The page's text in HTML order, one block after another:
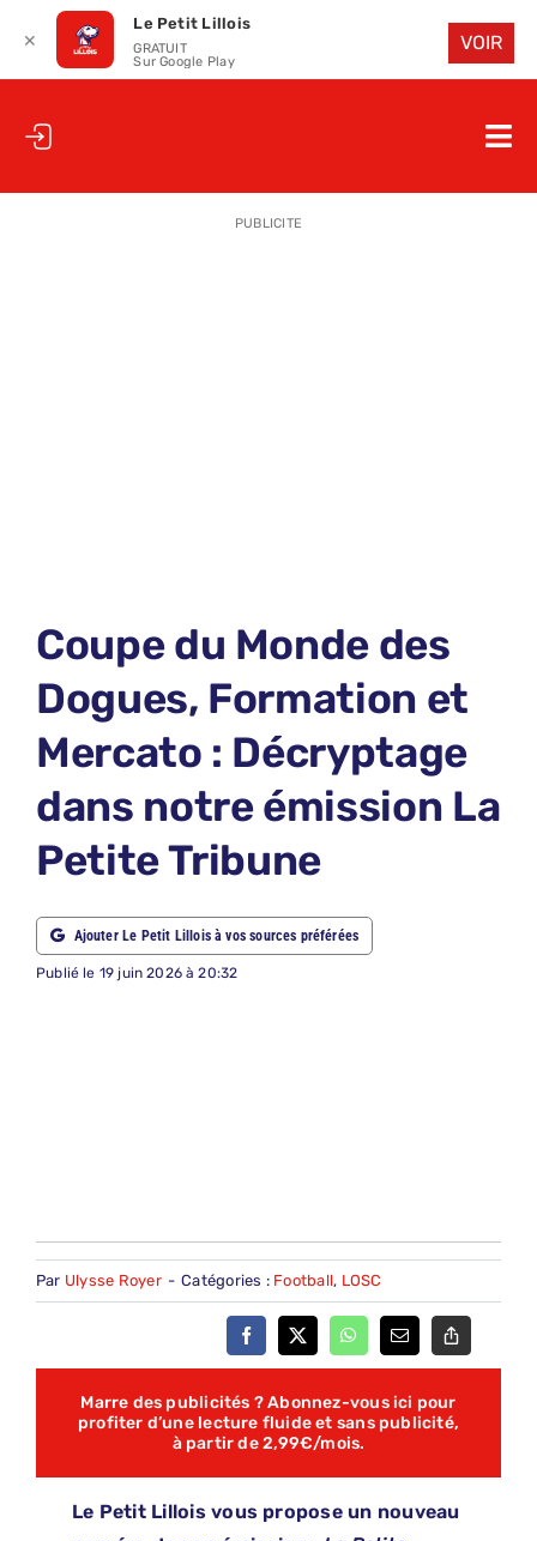
à
NOUS
NOUS
PUBLICITE
Coupe du Monde des
Dogues, Formation et
Mercato : Décryptage
dans notre émission La
Petite Tribune
Ajouter Le Petit Lillois à vos sources préférées
Publié le 19 juin 2026 à 20:32
Par Ulysse Royer - Catégories : Football, LOSC
Marre des publicités ? Abonnez-vous ici pour
profiter d’une lecture fluide et sans publicité,
à partir de 2,99€/mois.
Le Petit Lillois vous propose un nouveau
✕
Le Petit Lillois
GRATUIT
Sur Google Play
VOIR